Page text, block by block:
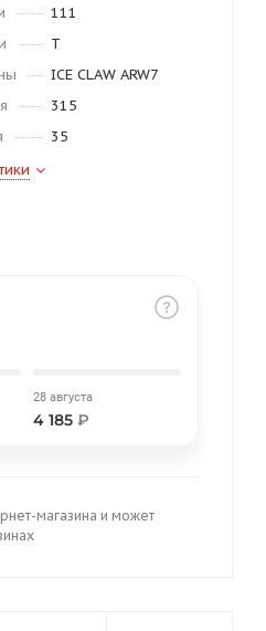
111
T
ICE CLAW ARW7
315
35
28 августа
4 185 ₽
магазина и может